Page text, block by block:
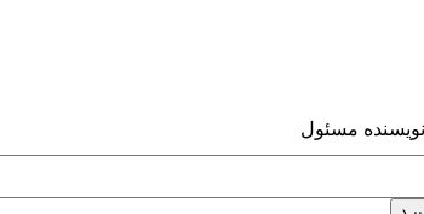
نویسنده مسئول